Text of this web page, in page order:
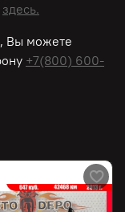
здесь.
Вы можете
+7(800) 600-